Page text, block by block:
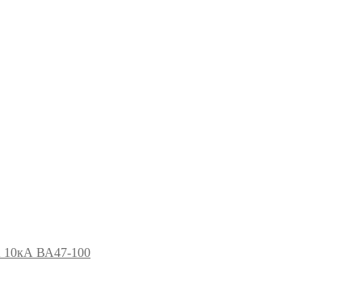
10кА ВА47-100